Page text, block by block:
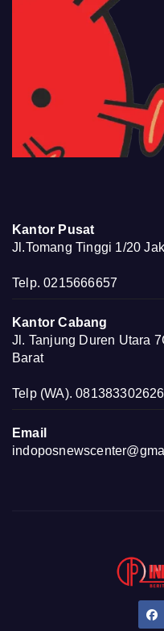
Kantor Pusat
Jl.Tomang Tinggi 1/20
Telp. 0215666657
Kantor Cabang
Jl. Tanjung Duren Utara
Barat
Telp (WA).
Email